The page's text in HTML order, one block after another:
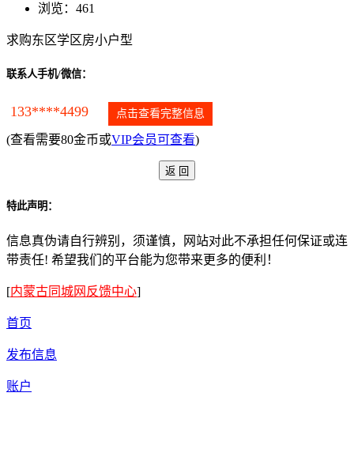
浏览：461
求购东区学区房小户型
联系人手机/微信：
133****4499 点击查看完整信息
(查看需要80金币或VIP会员可查看)
特此声明：
信息真伪请自行辨别，须谨慎，网站对此不承担任何保证或连
带责任! 希望我们的平台能为您带来更多的便利！
[内蒙古同城网反馈中心]
首页
发布信息
账户